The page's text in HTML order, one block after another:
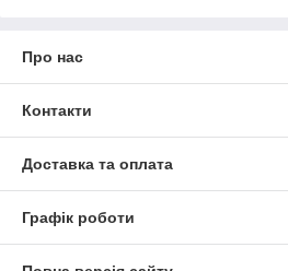
Про нас
Контакти
Доставка та оплата
Графік роботи